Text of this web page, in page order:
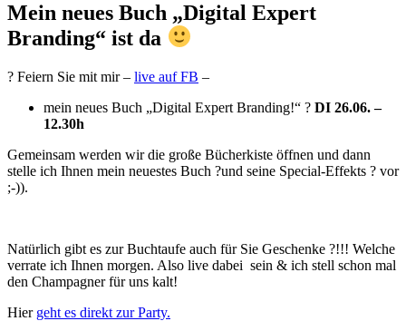
Mein neues Buch „Digital Expert
Branding“ ist da
? Feiern Sie mit mir – live auf FB –
mein neues Buch „Digital Expert Branding!“ ? DI 26.06. –
12.30h
Gemeinsam werden wir die große Bücherkiste öffnen und dann
stelle ich Ihnen mein neuestes Buch ?und seine Special-Effekts ? vor
;-)).
Natürlich gibt es zur Buchtaufe auch für Sie Geschenke ?!!! Welche
verrate ich Ihnen morgen. Also live dabei sein & ich stell schon mal
den Champagner für uns kalt!
Hier geht es direkt zur Party.